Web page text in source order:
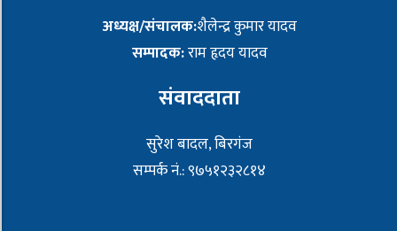
अध्यक्ष/संचालक:शैलेन्द्र कुमार यादव
सम्पादक:राम हृदय यादव
संवाददाता
सुरेश बादल, बिरगंज
सम्पर्क नं.: ९७५१२३२८१४